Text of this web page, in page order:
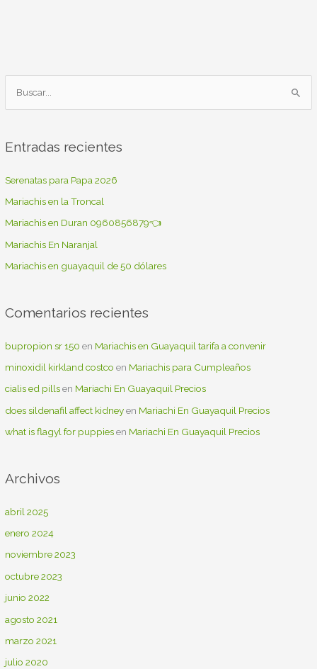
c
o
r
:
Entradas recientes
Serenatas para Papa 2026
Mariachis en la Troncal
Mariachis en Duran 0960856879👈
Mariachis En Naranjal
Mariachis en guayaquil de 50 dólares
Comentarios recientes
bupropion sr 150 en Mariachis en Guayaquil tarifa a convenir
minoxidil kirkland costco en Mariachis para Cumpleaños
cialis ed pillsen Mariachi En Guayaquil Precios
does sildenafil affect kidneyen Mariachi En Guayaquil Precios
what is flagyl for puppiesen Mariachi En Guayaquil Precios
Archivos
abril 2025
enero 2024
noviembre 2023
octubre 2023
junio 2022
agosto 2021
marzo 2021
julio 2020